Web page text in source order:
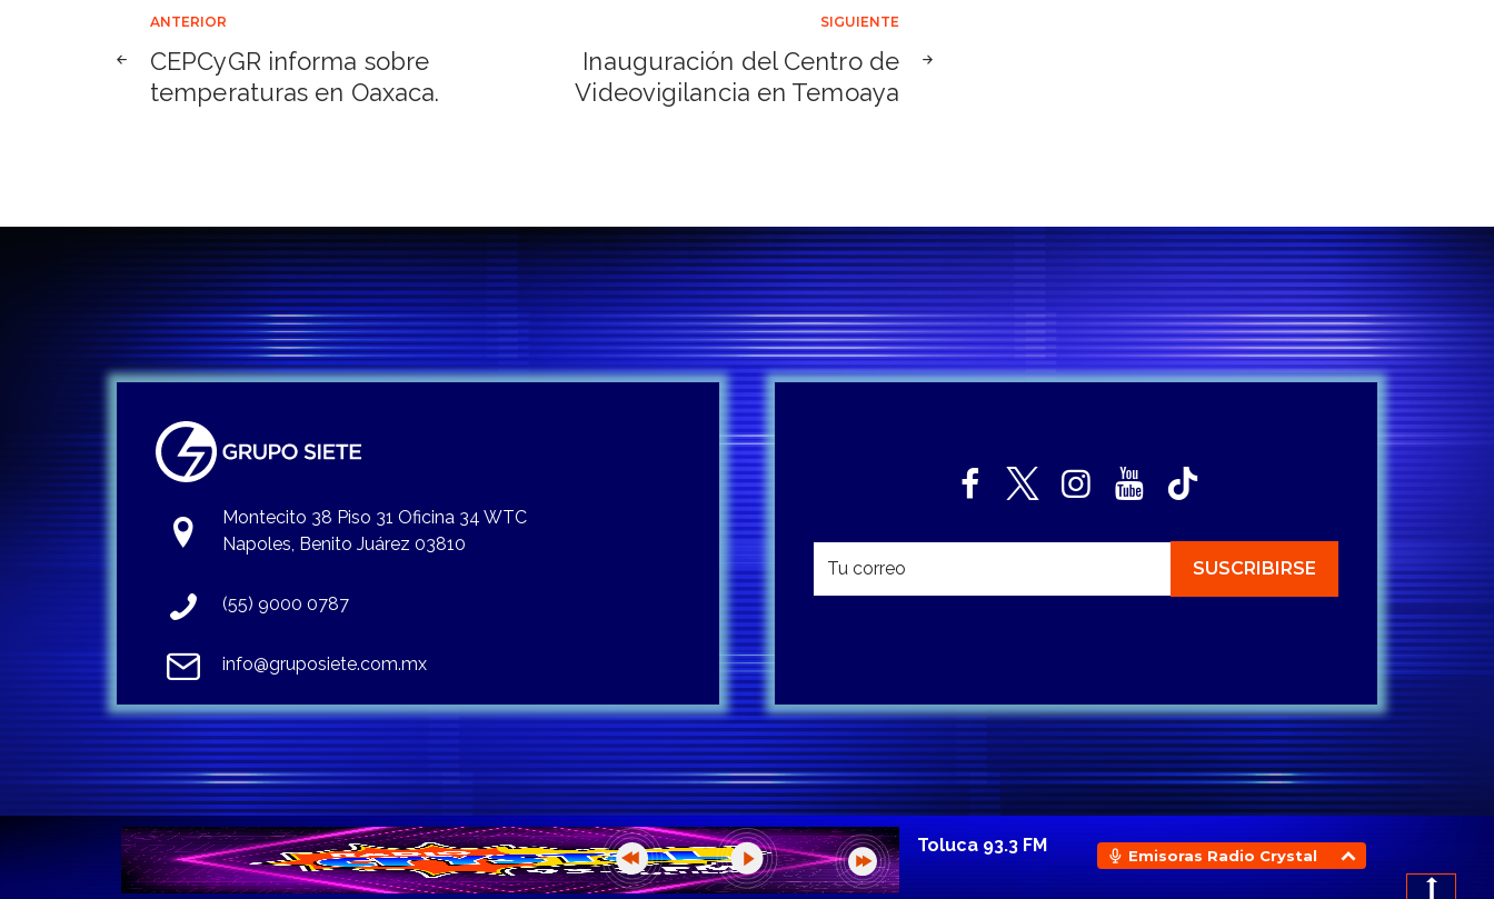
Navegación
de
ANTERIOR
CEPCyGR informa sobre
temperaturas en Oaxaca.
SIGUIENTE
Inauguración del Centro de
Videovigilancia en Temoaya
Montecito 38 Piso 31 Oficina 34 WTC
Napoles, Benito Juárez 03810
(55) 9000 0787
info@gruposiete.com.mx
Emisoras Radio Crystal
Toluca 93.3 FM